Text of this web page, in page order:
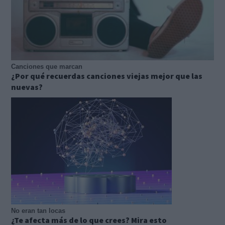
Canciones que marcan
¿Por qué recuerdas canciones viejas mejor que las
nuevas?
No eran tan locas
¿Te afecta más de lo que crees? Mira esto